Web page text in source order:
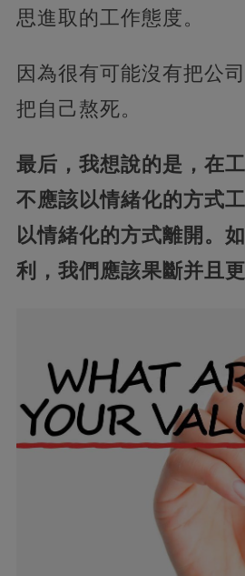
思進取的工作態度。
因為很有可能沒有把公
把自己熬死。
最后，我想說的是，在
不應該以情緒化的方式
以情緒化的方式離開。
利，我們應該果斷并且更